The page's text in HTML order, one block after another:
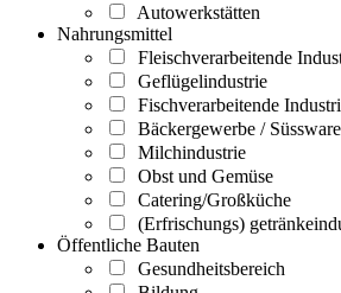
Autowerkstätten
Nahrungsmittel
Fleischverarbeitende
Geflügelindustrie
Fischverarbeitende
Bäckergewerbe /
Milchindustrie
Obst und Gemüse
Catering/Großküche
(Erfrischungs)
Öffentliche Bauten
Gesundheitsbereich